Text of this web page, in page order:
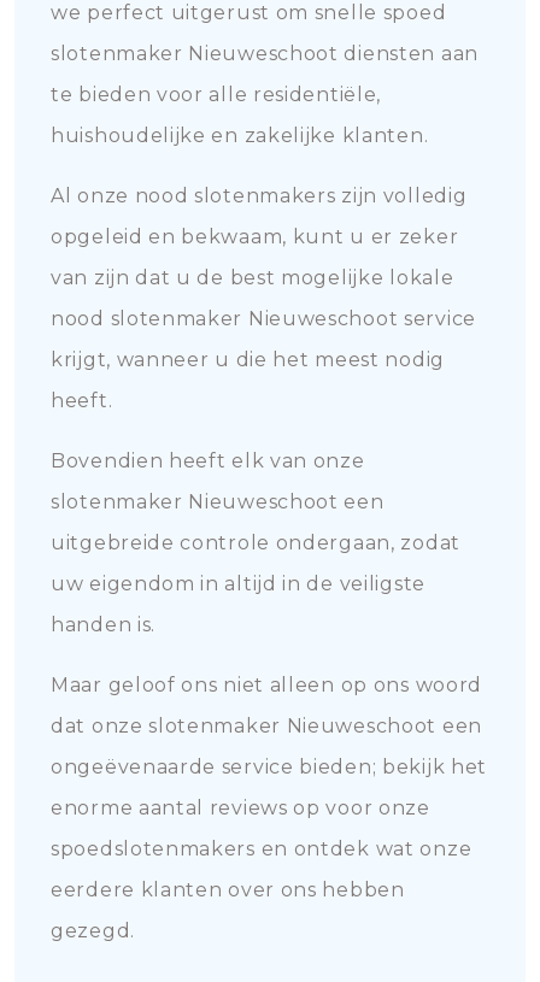
we perfect uitgerust om snelle spoed
slotenmaker Nieuweschoot diensten aan
te bieden voor alle residentiële,
huishoudelijke en zakelijke klanten.
Al onze nood slotenmakers zijn volledig
opgeleid en bekwaam, kunt u er zeker
van zijn dat u de best mogelijke lokale
nood slotenmaker Nieuweschoot service
krijgt, wanneer u die het meest nodig
heeft.
Bovendien heeft elk van onze
slotenmaker Nieuweschoot een
uitgebreide controle ondergaan, zodat
uw eigendom in altijd in de veiligste
handen is.
Maar geloof ons niet alleen op ons woord
dat onze slotenmaker Nieuweschoot een
ongeëvenaarde service bieden; bekijk het
enorme aantal reviews op voor onze
spoedslotenmakers en ontdek wat onze
eerdere klanten over ons hebben
gezegd.